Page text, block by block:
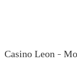
Casino Leon –